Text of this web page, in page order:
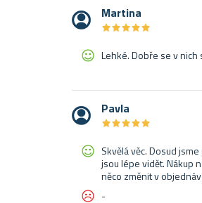
Martina
★★★★★
★★★★★
Lehké. Dobře se v
Pavla
★★★★★
★★★★★
Skvělá věc. Dosud
jsou lépe vidět. Nákup
něco změnit v
-